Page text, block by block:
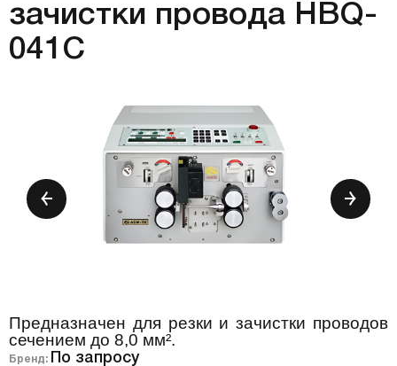
зачистки провода HBQ-
041C
Предназначен для резки и зачистки проводов
сечением до 8,0 мм².
Бренд: По запросу